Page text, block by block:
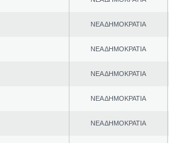
ΝΕΑ ΔΗΜΟΚΡΑΤΙΑ
ΝΕΑ ΔΗΜΟΚΡΑΤΙΑ
ΝΕΑ ΔΗΜΟΚΡΑΤΙΑ
ΝΕΑ ΔΗΜΟΚΡΑΤΙΑ
ΝΕΑ ΔΗΜΟΚΡΑΤΙΑ